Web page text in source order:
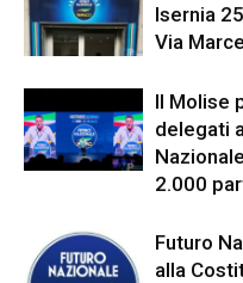
Isernia
Via
Il Molise
delegati
2.000
Futuro
alla